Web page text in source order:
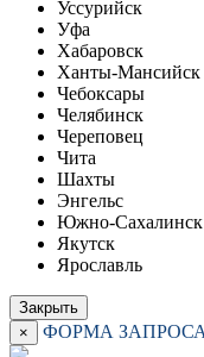
Уссурийск
Уфа
Хабаровск
Ханты-Мансийск
Чебоксары
Челябинск
Череповец
Чита
Шахты
Энгельс
Южно-Сахалинск
Якутск
Ярославль
Закрыть
×
ФОРМА ЗАПРОСА